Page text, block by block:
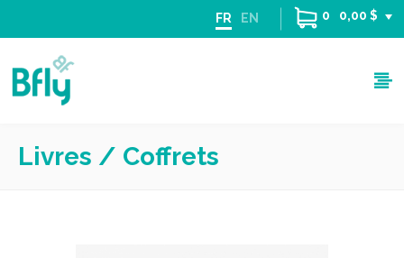
FR EN 0 0,00 $
Livres / Coffrets